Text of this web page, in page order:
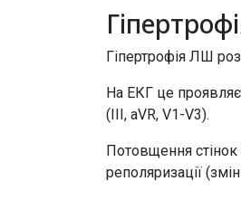
Гіпертрофія ЛШ
На ЕКГ це
(III, aVR, V1-V3).
Потовщення
реполяризації